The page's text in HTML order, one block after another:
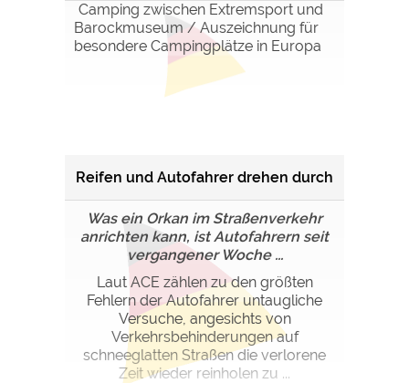
Camping zwischen Extremsport und
Barockmuseum / Auszeichnung für
besondere Campingplätze in Europa
Reifen und Autofahrer drehen durch
Was ein Orkan im Straßenverkehr
anrichten kann, ist Autofahrern seit
vergangener Woche ...
Laut ACE zählen zu den größten
Fehlern der Autofahrer untaugliche
Versuche, angesichts von
Verkehrsbehinderungen auf
schneeglatten Straßen die verlorene
Zeit wieder reinholen zu ...